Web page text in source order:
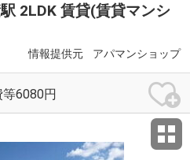
2LDK 賃貸(賃貸マンシ
情報提供元 アパマンショップ
6080円